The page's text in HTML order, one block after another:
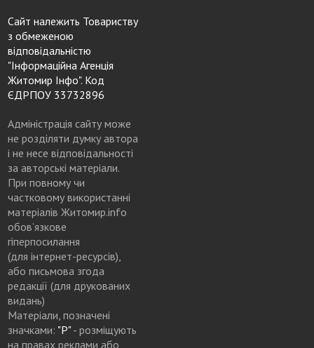
Сайт належить Товариству
з обмеженою
відповідальністю
"Інформаційна Агенція
Житомир Інфо". Код
ЄДРПОУ 33732896
Адміністрація сайту може
не розділяти думку автора
і не несе відповідальності
за авторські матеріали.
При повному чи
частковому використанні
матеріалів Житомир.info
обов’язкове
гіперпосилання
(для інтернет-ресурсів),
або письмова згода
редакції (для друкованих
видань)
Матеріали, позначені
значками: "Р"- розміщують
на правах реклами або